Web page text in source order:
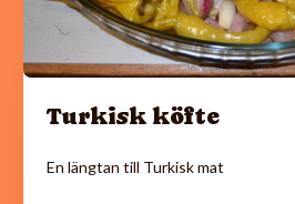
Turkisk köfte
En längtan till Turkisk mat